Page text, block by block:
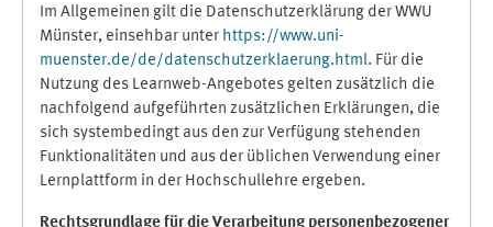
Im Allgemeinen gilt die Datenschutzerklärung der WWU
Münster, einsehbar unter https://www.uni-
muenster.de/de/datenschutzerklaerung.html. Für die
Nutzung des Learnweb-Angebotes gelten zusätzlich die
nachfolgend aufgeführten zusätzlichen Erklärungen, die
sich systembedingt aus den zur Verfügung stehenden
Funktionalitäten und aus der üblichen Verwendung einer
Lernplattform in der Hochschullehre ergeben.
Rechtsgrundlage für die Verarbeitung personenbezogener